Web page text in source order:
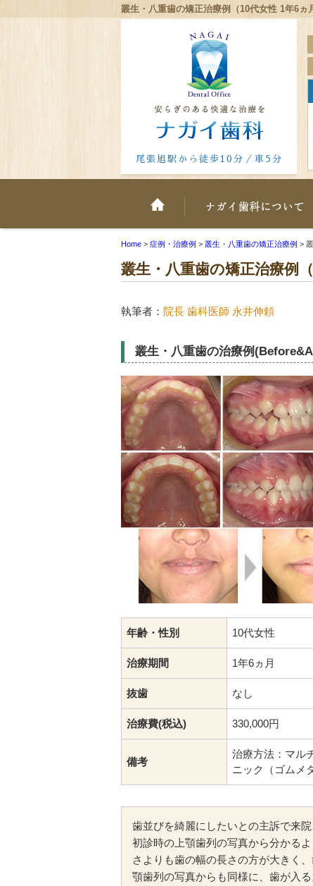
叢生・八重歯の矯正治療例（10代女性 1年6
尾張旭駅から徒歩10分／車5分
ホーム
Home > 症例・治療例 > 叢生・八重歯の矯正治療例 >
叢生・八重歯の矯正治療例
執筆者： 院長 歯科医師 永井伸頼
叢生・八重歯の治療例
年齢・性別 10代女性
治療期間 1年6ヵ月
抜歯 なし
治療費(税込) 330,000円
備考
治療方法：マル
ニック（ゴムメ
歯並びを綺麗にしたいとの主訴で来院
初診時の上顎歯列の写真から分かる
さよりも歯の幅の長さの方が大きく
顎歯列の写真からも同様に、歯が入